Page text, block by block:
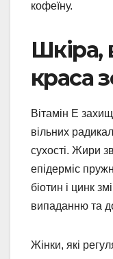
кофеїну.
Шкіра,
краса
Вітамін Е
вільних
сухості. Жири
епідерміс
біотин і цинк
випаданню та
Жінки, які